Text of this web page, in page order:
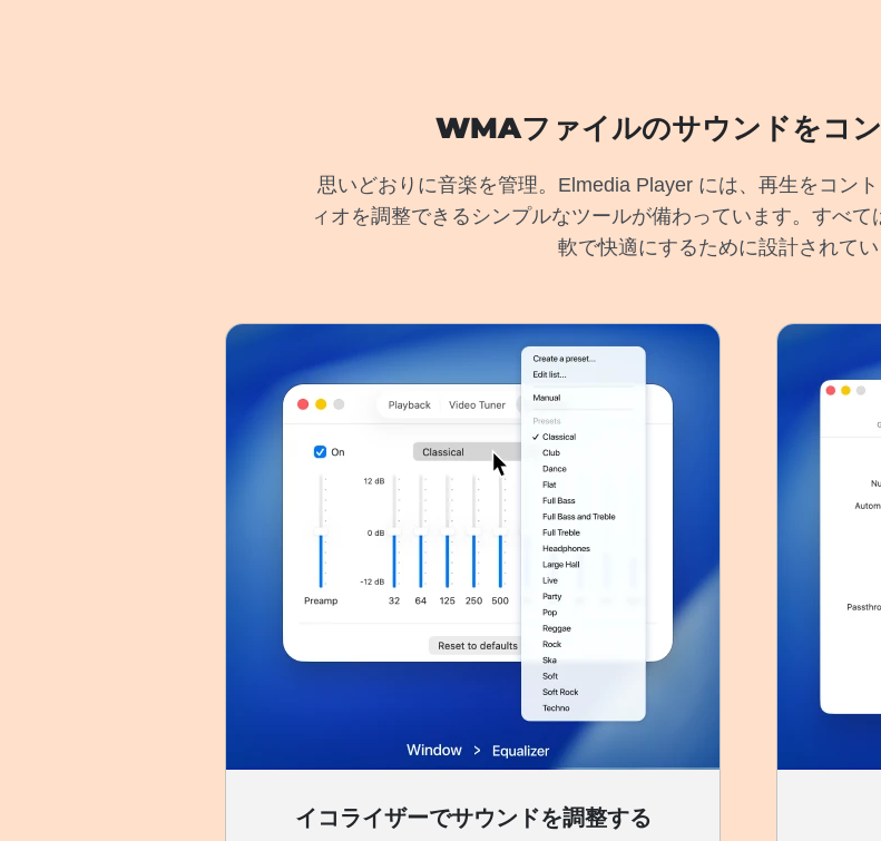
WMAファイルのサウンドをコ
思いどおりに音楽を管理。Elmedia Player には、再生をコン
ィオを調整できるシンプルなツールが備わっています。すべ
軟で快適にするために設計されてい
イコライザーでサウンドを調整する